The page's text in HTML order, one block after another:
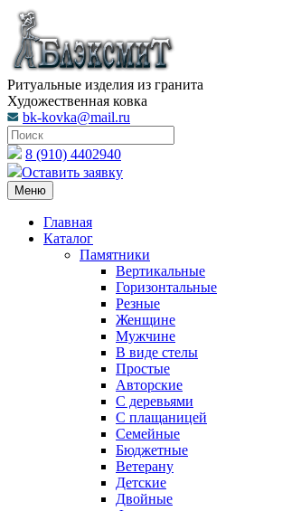
Ритуальные изделия из гранита
Художественная ковка
bk-kovka@mail.ru
8 (910) 4402940
Оставить заявку
Меню
Главная
Каталог
Памятники
Вертикальные
Горизонтальные
Резные
Женщине
Мужчине
В виде стелы
Простые
Авторские
С деревьями
С плащаницей
Семейные
Бюджетные
Ветерану
Детские
Двойные